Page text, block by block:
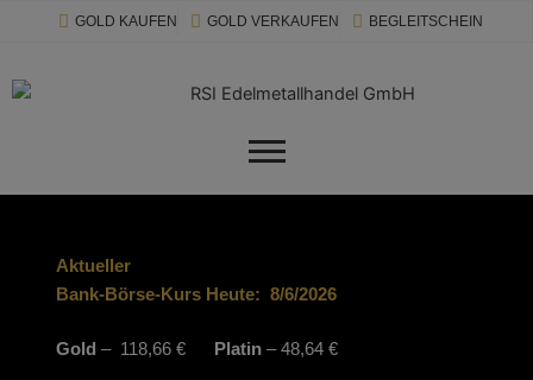
GOLD KAUFEN GOLD VERKAUFEN BEGLEITSCHEIN
Aktueller
Bank-Börse-Kurs Heute: 8/6/2026
Gold – 118,66 € Platin – 48,64 €
modal-check